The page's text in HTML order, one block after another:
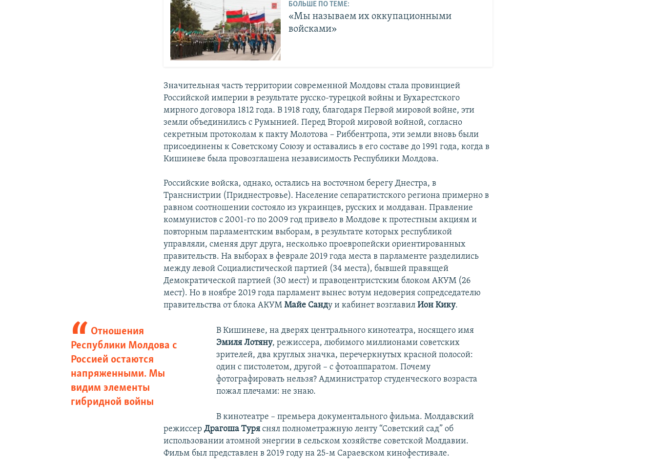
БОЛЬШЕ ПО ТЕМЕ:
«Мы называем их оккупационными
войсками»
Значительная часть территории современной Молдовы стала провинцией
Российской империи в результате русско-турецкой войны и Бухарестского
мирного договора 1812 года. В 1918 году, благодаря Первой мировой войне, эти
земли объединились с Румынией. Перед Второй мировой войной, согласно
секретным протоколам к пакту Молотова – Риббентропа, эти земли вновь были
присоединены к Советскому Союзу и оставались в его составе до 1991 года, когда в
Кишиневе была провозглашена независимость Республики Молдова.
Российские войска, однако, остались на восточном берегу Днестра, в
Транснистрии (Приднестровье). Население сепаратистского региона примерно в
равном соотношении состояло из украинцев, русских и молдаван. Правление
коммунистов с 2001-го по 2009 год привело в Молдове к протестным акциям и
повторным парламентским выборам, в результате которых республикой
управляли, сменяя друг друга, несколько проевропейски ориентированных
правительств. На выборах в феврале 2019 года места в парламенте разделились
между левой Социалистической партией (34 места), бывшей правящей
Демократической партией (30 мест) и правоцентристским блоком АКУМ (26
мест). Но в ноябре 2019 года парламент вынес вотум недоверия сопредседателю
правительства от блока АКУММайе Санду и кабинет возглавилИон Кику.
Отношения
Республики Молдова с
Россией остаются
напряженными. Мы
видим элементы
гибридной войны
В Кишиневе, на дверях центрального кинотеатра, носящего имя
Эмиля Лотяну, режиссера, любимого миллионами советских
зрителей, два круглых значка, перечеркнутых красной полосой:
один с пистолетом, другой – с фотоаппаратом. Почему
фотографировать нельзя? Администратор студенческого возраста
пожал плечами: не знаю.
В кинотеатре – премьера документального фильма. Молдавский
режиссерДрагоша Туря снял полнометражную ленту “Советский сад” об
использовании атомной энергии в сельском хозяйстве советской Молдавии.
Фильм был представлен в 2019 году на 25-м Сараевском кинофестивале.